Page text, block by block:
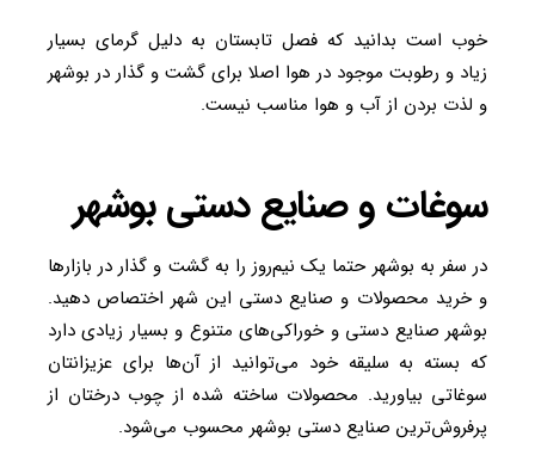
خوب است بدانید که فصل تابستان به دلیل گرمای بسیار
زیاد و رطوبت موجود در هوا اصلا برای گشت و گذار در بوشهر
و لذت بردن از آب و هوا مناسب نیست.
سوغات و صنایع دستی بوشهر
در سفر به بوشهر حتما یک نیم‌روز را به گشت و گذار در بازارها
و خرید محصولات و صنایع دستی این شهر اختصاص دهید.
بوشهر صنایع دستی و خوراکی‌های متنوع و بسیار زیادی دارد
که بسته به سلیقه خود می‌توانید از آن‌ها برای عزیزانتان
سوغاتی بیاورید. محصولات ساخته شده از چوب درختان از
پرفروش‌ترین صنایع دستی بوشهر محسوب می‌شود.